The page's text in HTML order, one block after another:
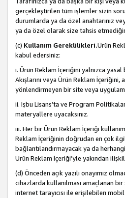
gerçekleştirilen tüm işlemler sizin
durumlarda ya da özel anahtarınız
ya da özel olarak size tahsis
(c) Kullanım Gereklilikleri.Ürün
kabul edersiniz:
i. Ürün Reklam İçeriğini yalnızca yasal
Akışlarını veya Ürün Reklam
yönlendirmeyen bir site veya
ii. İşbu Lisans’ta ve Program
materyallere uyacaksınız.
iii. Her bir Ürün Reklam İçeriği
Reklam İçeriğinin doğrudan en çok
bağlantılandırmayacak ya da
Ürün Reklam İçeriği’yle yakından
(d) Önceden açık yazılı onayımız
cihazlarda kullanılması amaçlanan
internet tarayıcısı ile erişilebilen